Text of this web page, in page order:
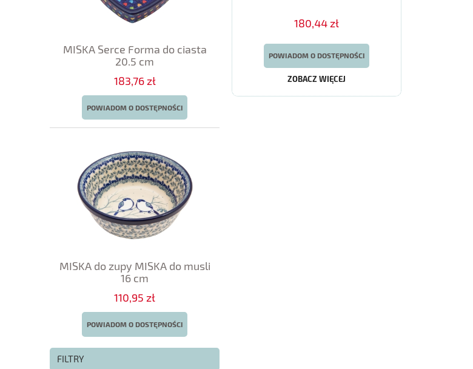
MISKA Serce Forma do ciasta
20.5 cm
183,76 zł
POWIADOM O DOSTĘPNOŚCI
MISKA do zupy MISKA do musli
16 cm
110,95 zł
POWIADOM O DOSTĘPNOŚCI
FILTRY
180,44 zł
POWIADOM O DOSTĘPNOŚCI
ZOBACZ WIĘCEJ